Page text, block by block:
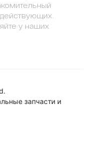
у наших
запчасти и